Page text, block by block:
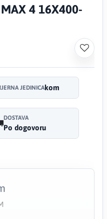
MAX 4 16X400-
JEDINICAkom
DOSTAVA
Po dogovoru